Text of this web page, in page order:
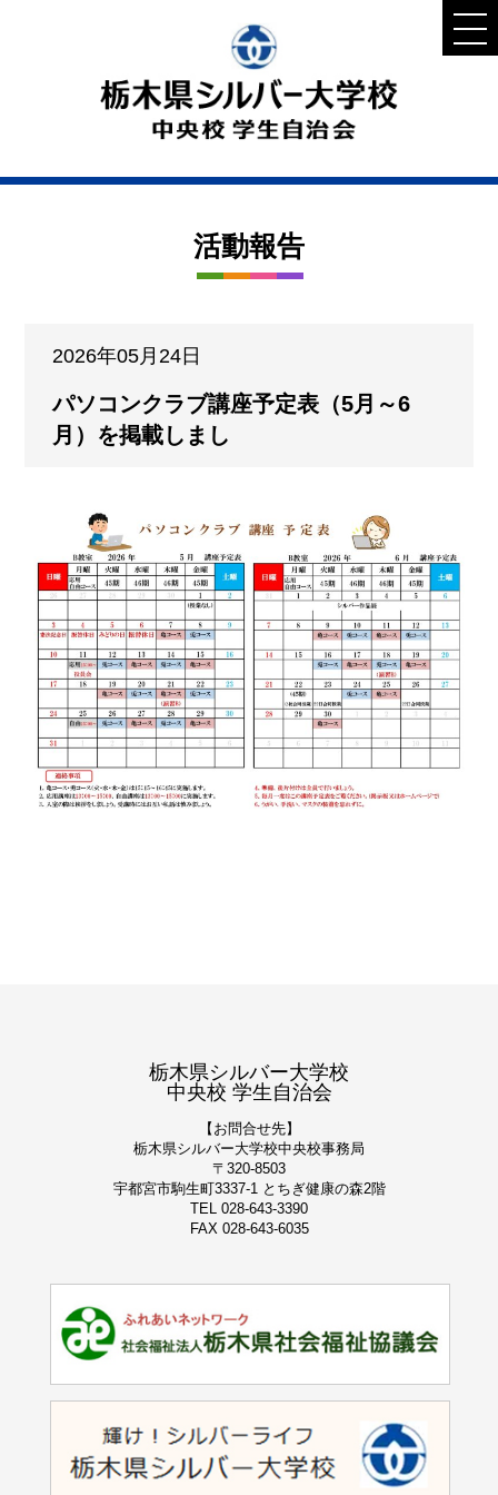
活動報告
2026年05月24日
パソコンクラブ講座予定表（5月～6
月）を掲載しまし
栃木県シルバー大学校
中央校 学生自治会
【お問合せ先】
栃木県シルバー大学校中央校事務局
〒320-8503
宇都宮市駒生町3337-1 とちぎ健康の森2階
TEL 028-643-3390
FAX 028-643-6035